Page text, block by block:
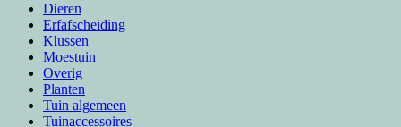
Dieren
Erfafscheiding
Klussen
Moestuin
Overig
Planten
Tuin algemeen
Tuinaccessoires